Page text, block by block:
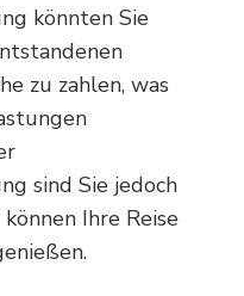
könnten Sie
zu zahlen, was
sind Sie jedoch
Ihre Reise